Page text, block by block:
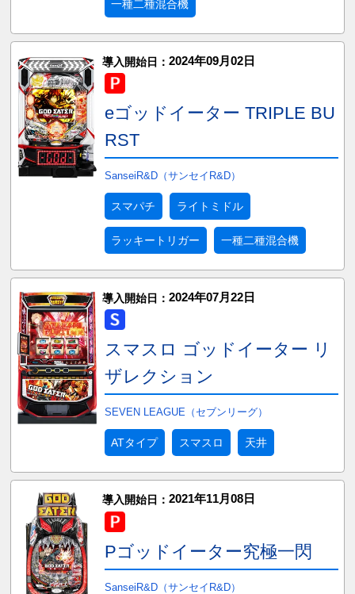
一種二種混合機
導入開始日： 2024年09月02日
eゴッドイーター TRIPLE BU
RST
SanseiR&D（サンセイR&D）
スマパチ ライトミドル
ラッキートリガー 一種二種混合機
導入開始日： 2024年07月22日
スマスロ ゴッドイーター リ
ザレクション
SEVEN LEAGUE（セブンリーグ）
ATタイプ スマスロ 天井
導入開始日： 2021年11月08日
Pゴッドイーター究極一閃
SanseiR&D（サンセイR&D）